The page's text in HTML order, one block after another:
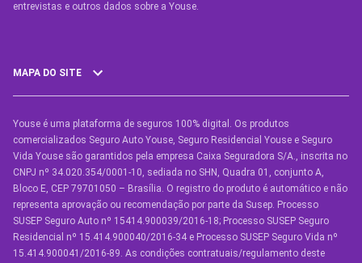
entrevistas e outros dados sobre a Youse.​
MAPA DO SITE
SEGUROS
Seguro Auto
Seguro Auto para Terceiros
Seguro por Marcas de Carro
Seguro Residencial
Youse é uma plataforma de seguros 100% digital. Os produtos
comercializados Seguro Auto Youse, Seguro Residencial Youse e Seguro
Vida Youse são garantidos pela empresa Caixa Seguradora S/A., inscrita no
CNPJ nº 34.020.354/0001-10, sediada no SHN, Quadra 01, conjunto A,
Bloco E, CEP 79701050 – Brasília. O registro do produto é automático e não
representa aprovação ou recomendação por parte da Susep. Processo
SUSEP Seguro Auto nº 15414.900039/2016-18; Processo SUSEP Seguro
Residencial nº 15.414.900040/2016-34 e Processo SUSEP Seguro Vida nº
15.414.900041/2016-89. As condições contratuais/regulamento deste